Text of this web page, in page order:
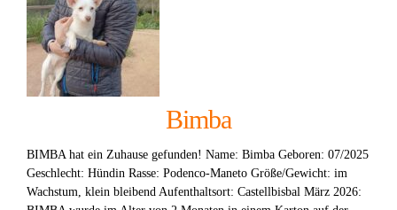
Bimba
BIMBA hat ein Zuhause gefunden! Name: Bimba Geboren: 07/2025
Geschlecht: Hündin Rasse: Podenco-Maneto Größe/Gewicht: im
Wachstum, klein bleibend Aufenthaltsort: Castellbisbal März 2026: